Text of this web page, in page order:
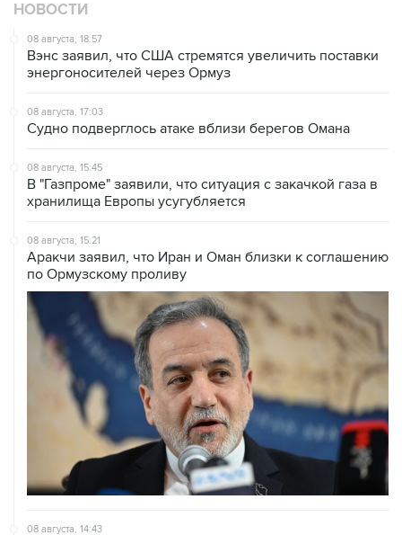
НОВОСТИ
08 августа, 18:57
Вэнс заявил, что США стремятся увеличить поставки
энергоносителей через Ормуз
08 августа, 17:03
Судно подверглось атаке вблизи берегов Омана
08 августа, 15:45
В "Газпроме" заявили, что ситуация с закачкой газа в
хранилища Европы усугубляется
08 августа, 15:21
Аракчи заявил, что Иран и Оман близки к соглашению
по Ормузскому проливу
08 августа, 14:43